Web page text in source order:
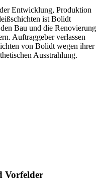
Entwicklung, Produktion
ist Bolidt
Bau und die Renovierung
Auftraggeber verlassen
von Bolidt wegen ihrer
Ausstrahlung.
Vorfelder